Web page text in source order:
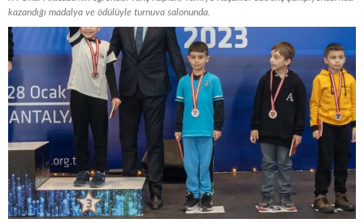
kazandığı madalya ve ödülüyle turnuva salonunda.